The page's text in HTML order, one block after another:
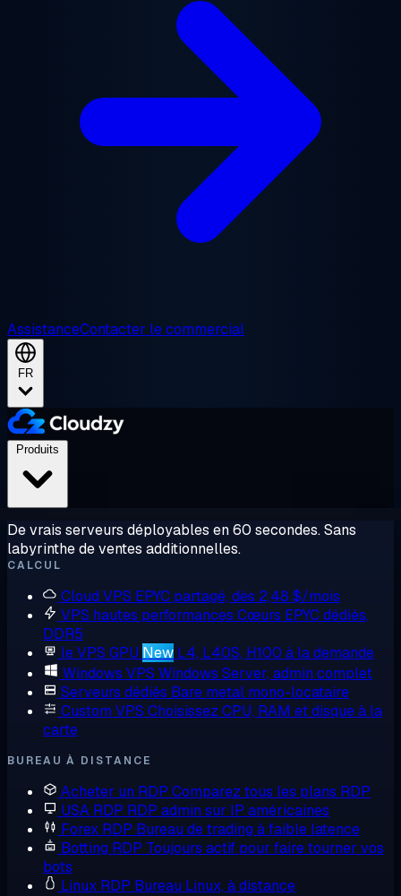
AssistanceContacter le commercial
FR
De vrais serveurs déployables en 60 secondes. Sans
labyrinthe de ventes additionnelles.
CALCUL
Cloud VPS EPYC partagé, dès 2,48 $/mois
VPS hautes performances Cœurs EPYC dédiés,
DDR5
le VPS GPU New L4, L40S, H100 à la demande
Windows VPS Windows Server, admin complet
Serveurs dédiés Bare metal mono-locataire
Custom VPS Choisissez CPU, RAM et disque à la
carte
BUREAU À DISTANCE
Acheter un RDP Comparez tous les plans RDP
USA RDP RDP admin sur IP américaines
Forex RDP Bureau de trading à faible latence
Botting RDP Toujours actif pour faire tourner vos
bots
Linux RDP Bureau Linux, à distance